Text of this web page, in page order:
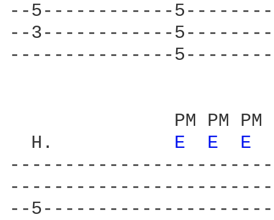
--5------------
--3------------
---------------
  H.
E E E
--